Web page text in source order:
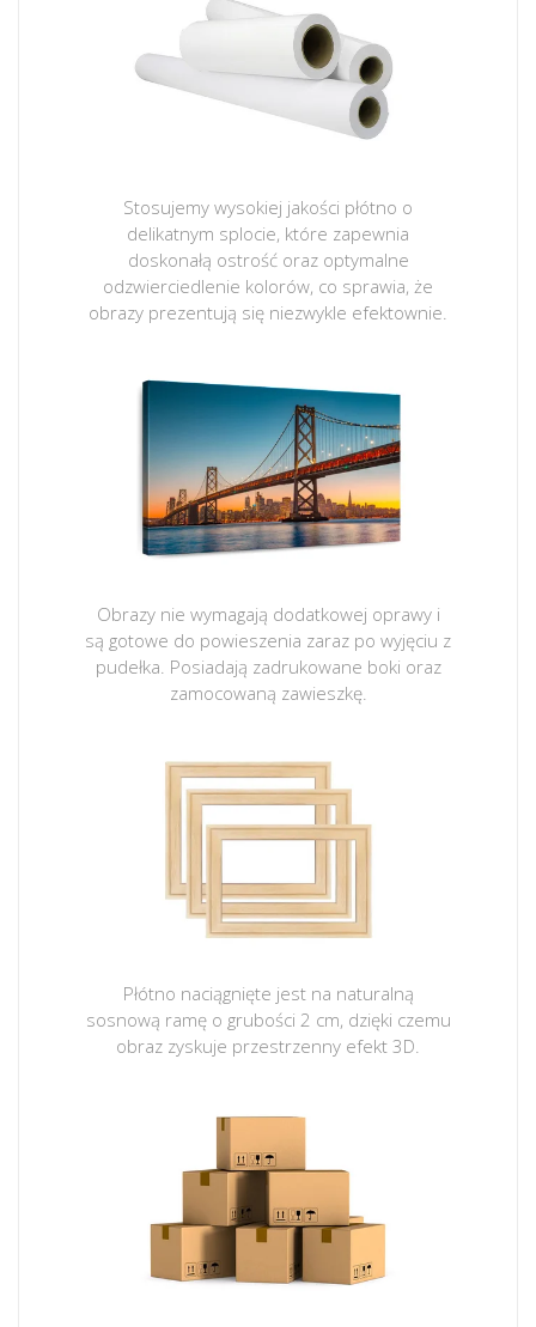
Stosujemy wysokiej jakości płótno o
delikatnym splocie, które zapewnia
doskonałą ostrość oraz optymalne
odzwierciedlenie kolorów, co sprawia, że
obrazy prezentują się niezwykle efektownie.
Obrazy nie wymagają dodatkowej oprawy i
są gotowe do powieszenia zaraz po wyjęciu z
pudełka. Posiadają zadrukowane boki oraz
zamocowaną zawieszkę.
Płótno naciągnięte jest na naturalną
sosnową ramę o grubości 2 cm, dzięki czemu
obraz zyskuje przestrzenny efekt 3D.